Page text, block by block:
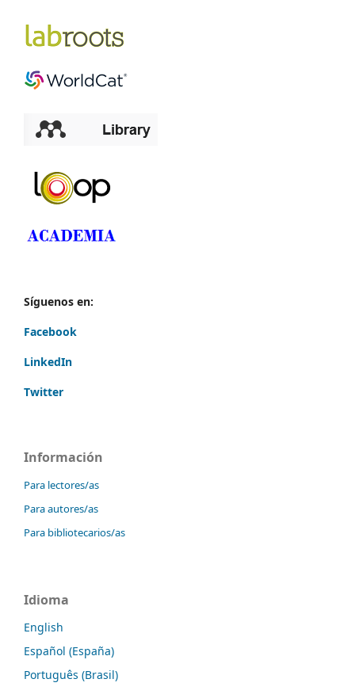
Síguenos en:
Facebook
LinkedIn
Twitter
Información
Para lectores/as
Para autores/as
Para bibliotecarios/as
Idioma
English
Español (España)
Português (Brasil)